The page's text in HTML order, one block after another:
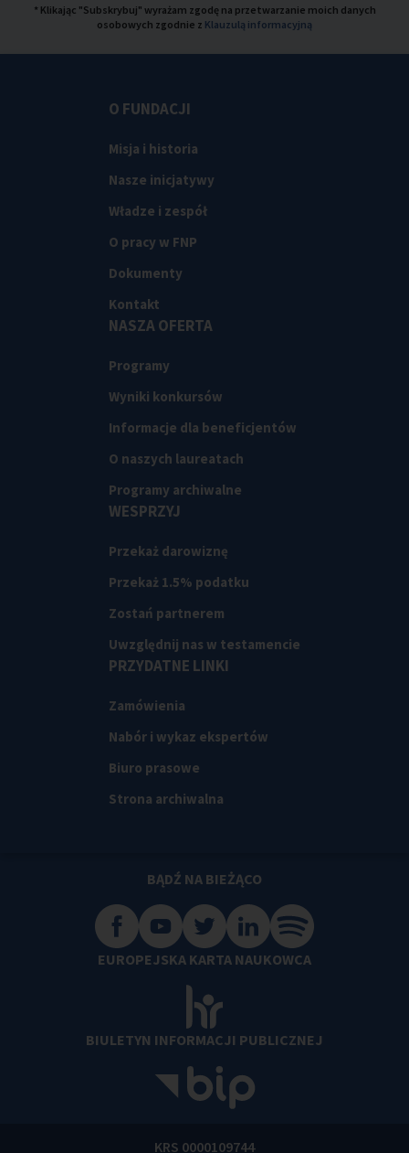
* Klikając "Subskrybuj" wyrażam zgodę na przetwarzanie moich danych
osobowych zgodnie z Klauzulą informacyjną
O FUNDACJI
Misja i historia
Nasze inicjatywy
Władze i zespół
O pracy w FNP
Dokumenty
Kontakt
NASZA OFERTA
Programy
Wyniki konkursów
Informacje dla beneficjentów
O naszych laureatach
Programy archiwalne
WESPRZYJ
Przekaż darowiznę
Przekaż 1.5% podatku
Zostań partnerem
Uwzględnij nas w testamencie
PRZYDATNE LINKI
Zamówienia
Nabór i wykaz ekspertów
Biuro prasowe
Strona archiwalna
BĄDŹ NA BIEŻĄCO
EUROPEJSKA KARTA NAUKOWCA
BIULETYN INFORMACJI PUBLICZNEJ
KRS 0000109744